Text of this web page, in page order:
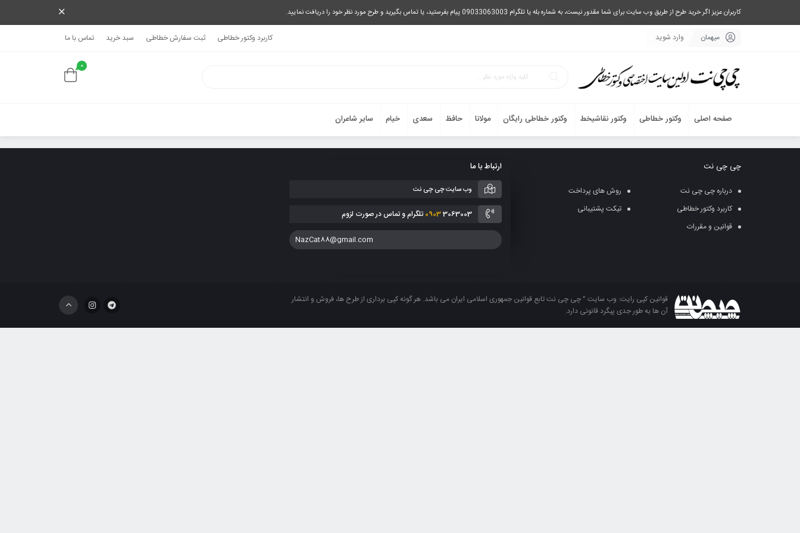
کاربران عزیز اگر خرید طرح از طریق وب سایت برای شما مقدور نیست، به شماره بله یا تلگرام 09033063003 پیام بفرستید، یا تماس بگیرید و طرح مورد نظر خود را دریافت نمایید.
میهمان وارد شوید کاربرد وکتور خطاطی ثبت سفارش خطاطی سبد خرید تماس با ما
0
صفحه اصلی وکتور خطاطی وکتور نقاشیخط وکتور خطاطی رایگان مولانا حافظ سعدی خیام سایر شاعران
چی چی نت
درباره چی چی نت
روش های پرداخت
کاربرد وکتور خطاطی
تیکت پشتیبانی
قوانین و مقررات
ارتباط با ما
وب سایت چی چی نت
09033063003 تلگرام و تماس در صورت لزوم
NazCat88@gmail.com
قوانین کپی رایت: وب سایت ” چی چی نت تابع قوانین جمهوری اسلامی ایران می باشد. هر گونه کپی برداری از طرح ها، فروش و انتشار
آن ها به طور جدی پیگرد قانونی دارد.